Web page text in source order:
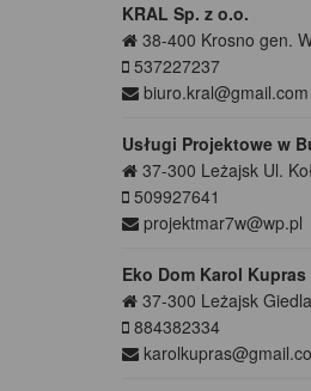
KRAL Sp. z o.o.
38-400 Krosno gen.
537227237
biuro.kral@gmail.com
Usługi Projektowe w
37-300 Leżajsk Ul.
509927641
projektmar7w@wp.pl
Eko Dom Karol Kupras
37-300 Leżajsk
884382334